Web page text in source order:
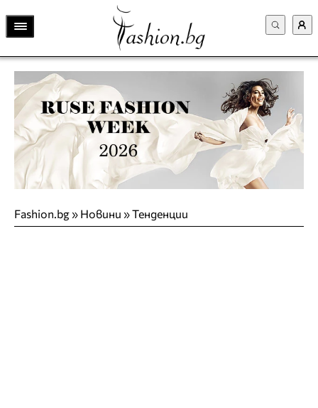
Fashion.bg» Новини »Тенденции